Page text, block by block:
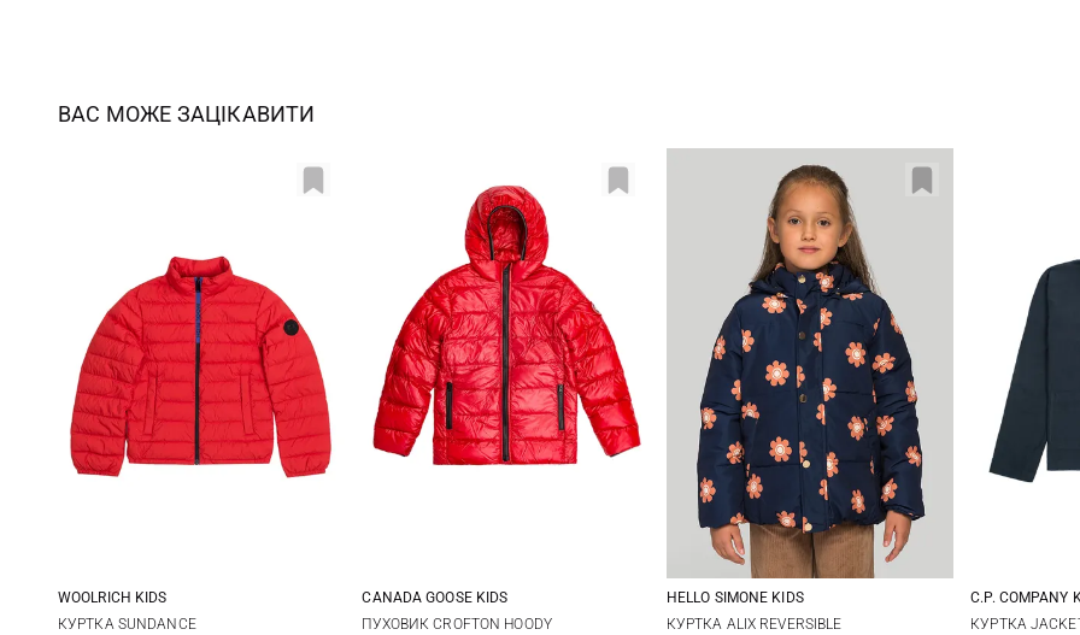
ВАС МОЖЕ ЗАЦІКАВИТИ
8
WOOLRICH KIDS
КУРТКА SUNDANCE
S M L
CANADA GOOSE KIDS
ПУХОВИК CROFTON HOODY
4 6
HELLO SIMONE KIDS
КУРТКА ALIX REVERSIBLE
10
C.P. COMPANY
КУРТКА